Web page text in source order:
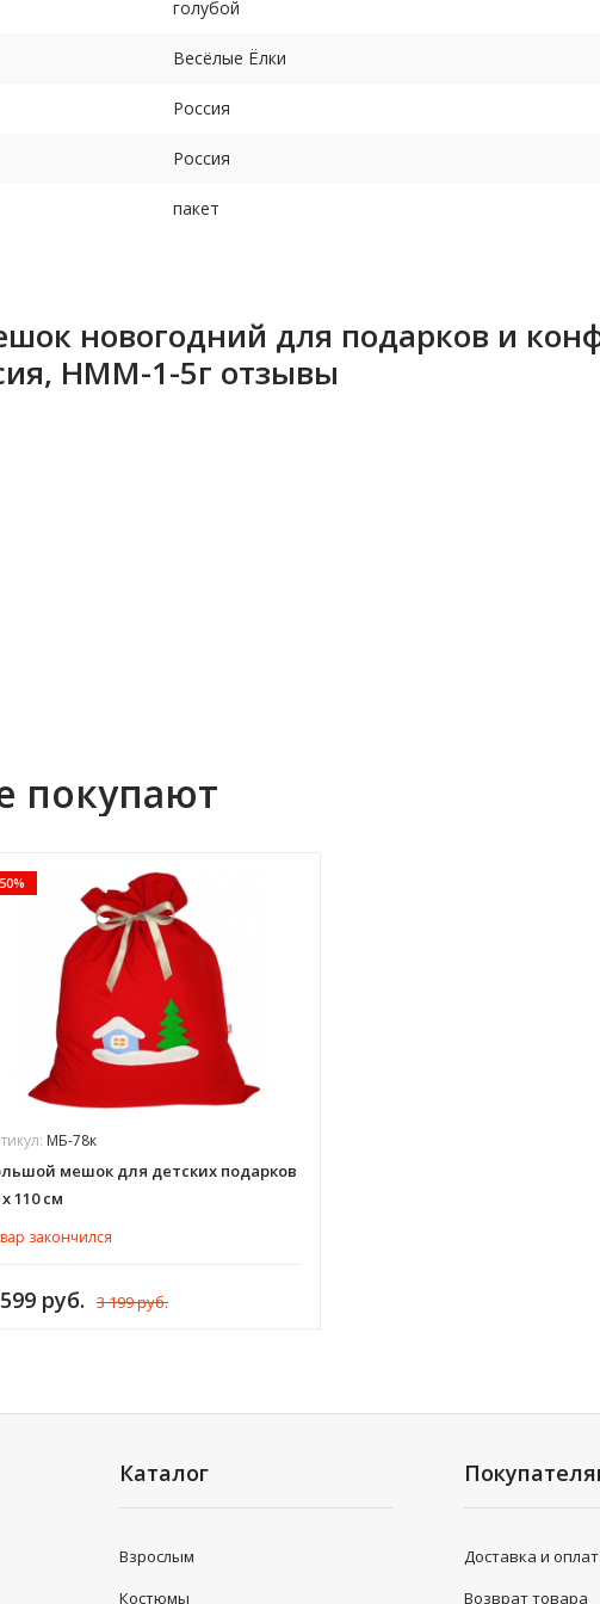
голубой
Весёлые Ёлки
Россия
Россия
пакет
новогодний для подарков и
НММ-1-5г отзывы
покупают
МБ-78к
мешок для детских подарков
х 110 см
закончился
руб. 3 199 руб.
Каталог
Взрослым
Костюмы
Доставка и
Возврат товара